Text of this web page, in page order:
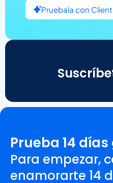
Pruebala con
Prueba 14
Para empezar,
enamorarte 14